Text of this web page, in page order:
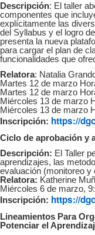
Descripción: El taller
componentes que
explícitamente las
del Syllabus y el logro
presenta la nueva
para cargar el plan de
funcionalidades que
Relatora: Natalia
Martes 12 de marzo
Martes 12 de marzo
Miércoles 13 de marzo
Miércoles 13 de marzo
Inscripción: https://
Ciclo de aprobación y
Descripción: El Taller
aprendizajes, las
evaluación (monitoreo y
Relatora: Katherine
Miércoles 6 de marzo,
Inscripción: https://
Lineamientos Para
Potenciar el